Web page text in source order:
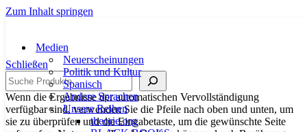
Zum Inhalt springen
Medien
Neuerscheinungen
Politik und Kultur
Spanisch
Andere Sprachen
Unsere Reihen
theorie.org
Schließen
Suche
Wenn die Ergebnisse der automatischen Vervollständigung
verfügbar sind, verwenden Sie die Pfeile nach oben und unten, um
sie zu überprüfen und die Eingabetaste, um die gewünschte Seite